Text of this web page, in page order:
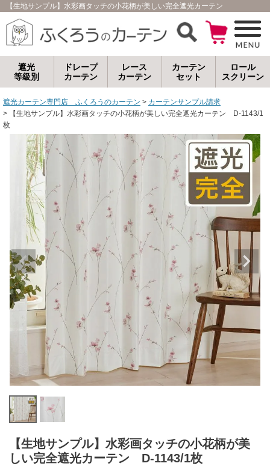
【生地サンプル】水彩画タッチの小花柄が美しい完全遮光カーテン D-1143/1
遮光
等級別
ドレープ
カーテン
レース
カーテン
カーテン
セット
ロール
スクリーン
遮光カーテン専門店 ふくろうのカーテン
カーテンサンプル請求
【生地サンプル】水彩画タッチの小花柄が美しい完全遮光カーテン D-1143/1
枚
【生地サンプル】水彩画タッチの小花柄が美
しい完全遮光カーテン D-1143/1枚